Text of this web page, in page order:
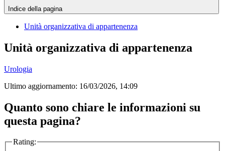
Indice della pagina
Unità organizzativa di appartenenza
Unità organizzativa di appartenenza
Urologia
Ultimo aggiornamento: 16/03/2026, 14:09
Quanto sono chiare le informazioni su
questa pagina?
Rating: